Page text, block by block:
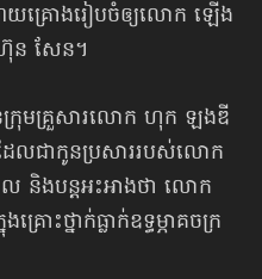
គ្រោងរៀបចំឲ្យលោក ឡើង
ហ៊ុន សែន។
នក្រុមគ្រួសារលោក ហុក ឡងឌី
លជាកូនប្រសាររបស់លោក
និងបន្តអះអាងថា លោក
ះថ្នាក់​ធ្លាក់ឧទ្ធម្ភាគចក្រ